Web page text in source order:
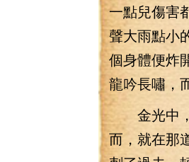
一點兒傷害
聲大雨點小
個身體便炸
龍吟長嘯，
金光中，
而，就在那